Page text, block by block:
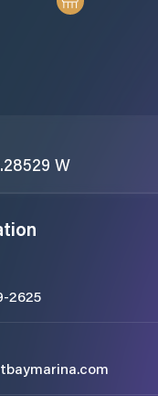
W
2625